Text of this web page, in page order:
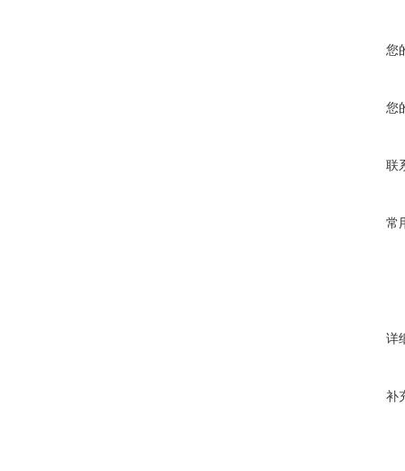
您
您
联
常
详
补